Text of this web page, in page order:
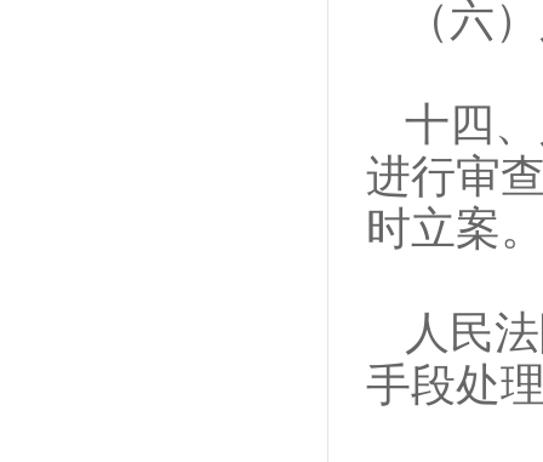
（六
十四
进行审
时立案
人民
手段处